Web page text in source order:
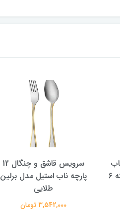
استیل مدل رجینا بسته 6
سرویس قاشق و چنگال 12
پارچه ناب استیل مدل برلین
طلایی
3,542,000 تومان